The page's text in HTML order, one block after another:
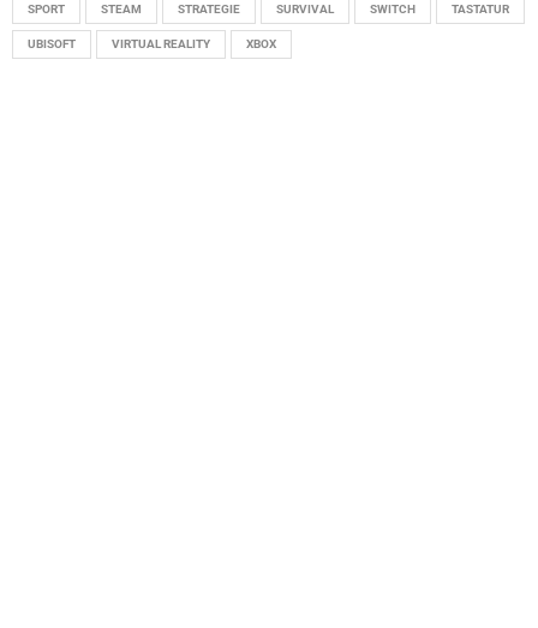
SPORT STEAM STRATEGIE SURVIVAL SWITCH TASTATUR
UBISOFT VIRTUAL REALITY XBOX